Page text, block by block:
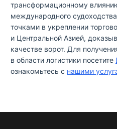
трансформационному
международного
точками в укреплении
и Центральной Азией,
качестве ворот. Для
в области логистики посетите
ознакомьтесь с нашими